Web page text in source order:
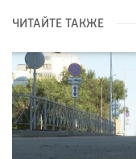
ЧИТАЙТЕ ТАКЖЕ